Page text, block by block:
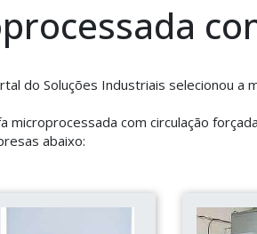
do Soluções Industriais selecionou a
microprocessada com circulação
abaixo: